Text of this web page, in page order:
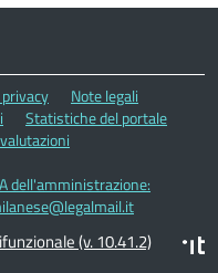
Note legali
Statistiche del portale
dell'amministrazione:
(v. 10.41.2)